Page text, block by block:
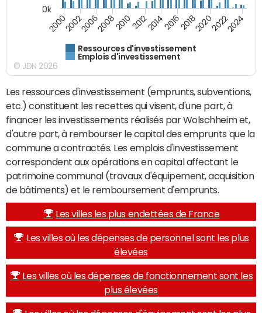
Ressources d'investissement
Emplois d'investissement
200020022006200820102012201420162018202020222024
0k
© JDN 2026
Les ressources d'investissement (emprunts, subventions,
etc.) constituent les recettes qui visent, d'une part, à
financer les investissements réalisés par Wolschheim et,
d'autre part, à rembourser le capital des emprunts que la
commune a contractés. Les emplois d'investissement
correspondent aux opérations en capital affectant le
patrimoine communal (travaux d'équipement, acquisition
de bâtiments) et le remboursement d'emprunts.
Les villes les plus endettées de France
Les villes où les dépenses de personnel sont les plus
élevées
Les villes où les dépenses de fonctionnement sont les
plus élevées